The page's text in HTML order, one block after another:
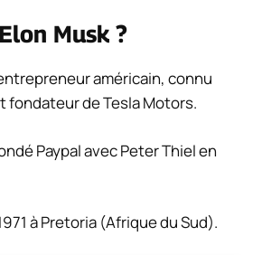
Musk ?
américain, connu
fondateur de Tesla Motors.
Paypal avec Peter Thiel en
à Pretoria (Afrique du Sud).